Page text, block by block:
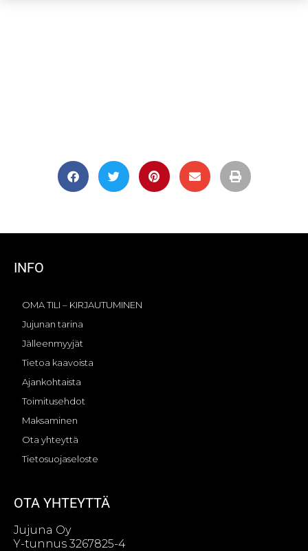
INFO
OMA TILI – KIRJAUTUMINEN
Jujunan tarina
Jälleenmyyjät
Tietoa kaavoista
Ajankohtaista
Toimitusehdot
Maksaminen
Ota yhteyttä
Tietosuojaseloste
OTA YHTEYTTÄ
Jujuna Oy
Y-tunnus 3267825-4